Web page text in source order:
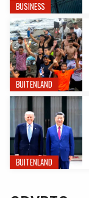
BUSINESS
BUITENLAND
BUITENLAND